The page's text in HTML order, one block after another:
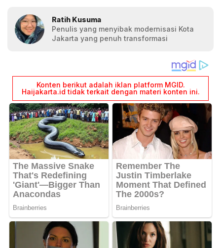
Ratih Kusuma
Penulis yang menyibak modernisasi Kota
Jakarta yang penuh transformasi